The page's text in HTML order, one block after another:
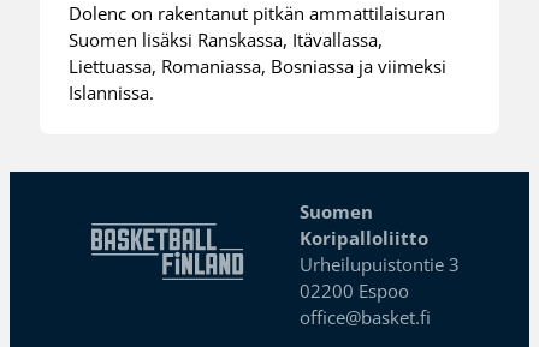
Dolenc on rakentanut pitkän ammattilaisuran
Suomen lisäksi Ranskassa, Itävallassa,
Liettuassa, Romaniassa, Bosniassa ja viimeksi
Islannissa.
Suomen
Koripalloliitto
Urheilupuistontie 3
02200 Espoo
office@basket.fi